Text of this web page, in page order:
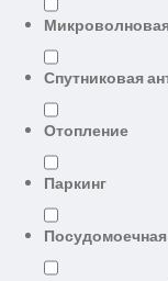
Спутниковая
Отопление
Паркинг